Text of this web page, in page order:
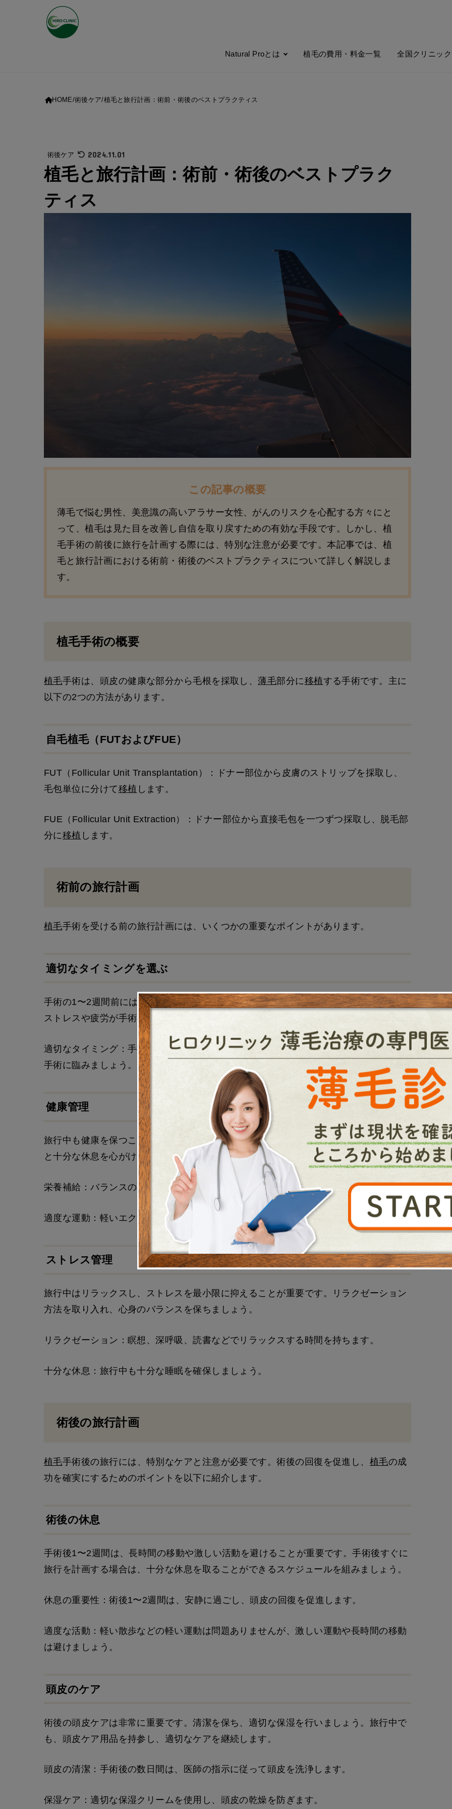
Natural Proとは 植毛の費用・料金一覧 全国クリニック
HOME 術後ケア 植毛と旅行計画：術前・術後のベストプラクティス
術後ケア 2024.11.01
植毛と旅行計画：術前・術後のベストプラク
ティス
この記事の概要
薄毛で悩む男性、美意識の高いアラサー女性、がんのリスクを心配する方々にと
って、植毛は見た目を改善し自信を取り戻すための有効な手段です。しかし、植
毛手術の前後に旅行を計画する際には、特別な注意が必要です。本記事では、植
毛と旅行計画における術前・術後のベストプラクティスについて詳しく解説しま
す。
植毛手術の概要
植毛手術は、頭皮の健康な部分から毛根を採取し、薄毛部分に移植する手術です。主に
以下の2つの方法があります。
自毛植毛（FUTおよびFUE）
FUT（Follicular Unit Transplantation）：ドナー部位から皮膚のストリップを採取し、
毛包単位に分けて移植 します。
FUE（Follicular Unit Extraction）：ドナー部位から直接毛包を一つずつ採取し、脱毛部
分に移植 します。
術前の旅行計画
植毛手術を受ける前の旅行計画には、いくつかの重要なポイントがあります。
適切なタイミングを選ぶ
手術の1〜2週間前には、長時間の旅行を避けることが推奨されます。これは、旅行中の
ストレスや疲労が手術の成功に影響を与える可能性があるためです。
適切なタイミング：手術の1〜2週間前には長時間の旅行を避け、リラックスした状態で
手術に臨みましょう。
健康管理
旅行中も健康を保つことが重要です。ビタミンやミネラルを十分に摂取し、適度な運動
と十分な休息を心がけましょう。
栄養補給：バランスの取れた食事を摂り、必要に応じてサプリメントを補給します。
適度な運動：軽いエクササイズやストレッチを行い、体調を整えます。
ストレス管理
旅行中はリラックスし、ストレスを最小限に抑えることが重要です。リラクゼーション
方法を取り入れ、心身のバランスを保ちましょう。
リラクゼーション：瞑想、深呼吸、読書などでリラックスする時間を持ちます。
十分な休息：旅行中も十分な睡眠を確保しましょう。
術後の旅行計画
植毛手術後の旅行には、特別なケアと注意が必要です。術後の回復を促進し、 植毛の成
功を確実にするためのポイントを以下に紹介します。
術後の休息
手術後1〜2週間は、長時間の移動や激しい活動を避けることが重要です。手術後すぐに
旅行を計画する場合は、十分な休息を取ることができるスケジュールを組みましょう。
休息の重要性：術後1〜2週間は、安静に過ごし、頭皮の回復を促進します。
適度な活動：軽い散歩などの軽い運動は問題ありませんが、激しい運動や長時間の移動
は避けましょう。
頭皮のケア
術後の頭皮ケアは非常に重要です。清潔を保ち、適切な保湿を行いましょう。旅行中で
も、頭皮ケア用品を持参し、適切なケアを継続します。
頭皮の清潔：手術後の数日間は、医師の指示に従って頭皮を洗浄します。
保湿ケア：適切な保湿クリームを使用し、頭皮の乾燥を防ぎます。